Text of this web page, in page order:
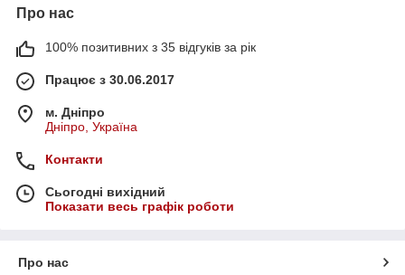
Про нас
100% позитивних з 35 відгуків за рік
Працює з 30.06.2017
м. Дніпро
Дніпро, Україна
Контакти
Сьогодні вихідний
Показати весь графік роботи
Про нас